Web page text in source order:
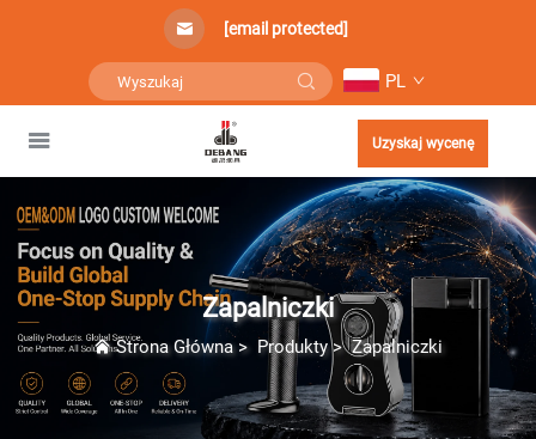
[email protected]
PL
Uzyskaj wycenę
Zapalniczki
Strona Główna> Produkty>Zapalniczki